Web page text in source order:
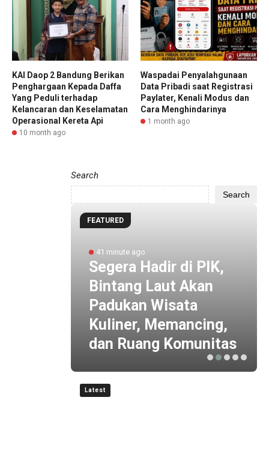
KAI Daop 2 Bandung Berikan
Penghargaan Kepada Daffa
Yang Peduli terhadap
Kelancaran dan Keselamatan
Operasional Kereta Api
10 month ago
Waspadai Penyalahgunaan
Data Pribadi saat Registrasi
Paylater, Kenali Modus dan
Cara Menghindarinya
1 month ago
Search
Search
FEATURED
41 minute ago
Segera Hadir di PIK,
Bintang Laut Akan
Padukan Wisata
Kuliner, Memancing,
dan Ruang Komunitas
Latest